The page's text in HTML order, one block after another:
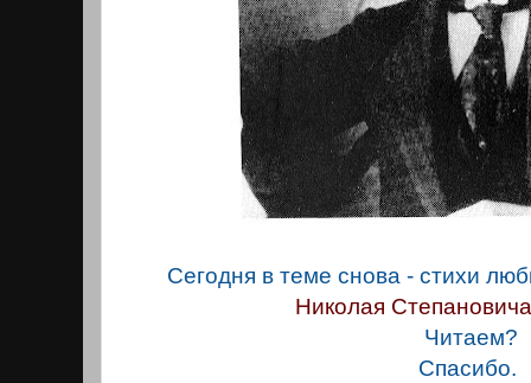
Сегодня в теме снова - стихи
Николая
Читаем?
Спасибо.